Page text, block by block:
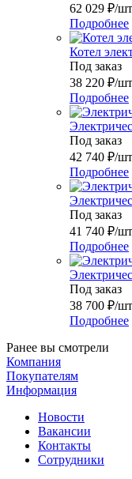
62 029 ₽/шт
Подробнее
Котел
Под заказ
38 220 ₽/шт
Подробнее
Под заказ
42 740 ₽/шт
Подробнее
Под заказ
41 740 ₽/шт
Подробнее
Под заказ
38 700 ₽/шт
Подробнее
Ранее вы смотрели
Компания
Покупателям
Информация
Новости
Вакансии
Контакты
Сотрудники